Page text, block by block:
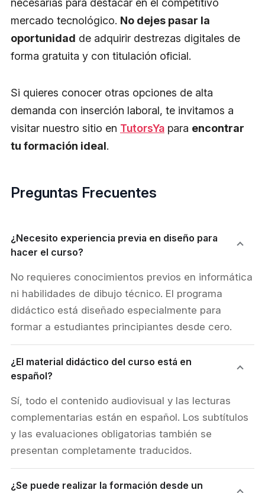
necesarias para destacar en el competitivo
mercado tecnológico. No dejes pasar la
oportunidad de adquirir destrezas digitales de
forma gratuita y con titulación oficial.
Si quieres conocer otras opciones de alta
demanda con inserción laboral, te invitamos a
visitar nuestro sitio en TutorsYa para encontrar
tu formación ideal.
Preguntas Frecuentes
¿Necesito experiencia previa en diseño para
hacer el curso?
No requieres conocimientos previos en informática
ni habilidades de dibujo técnico. El programa
didáctico está diseñado especialmente para
formar a estudiantes principiantes desde cero.
¿El material didáctico del curso está en
español?
Sí, todo el contenido audiovisual y las lecturas
complementarias están en español. Los subtítulos
y las evaluaciones obligatorias también se
presentan completamente traducidos.
¿Se puede realizar la formación desde un